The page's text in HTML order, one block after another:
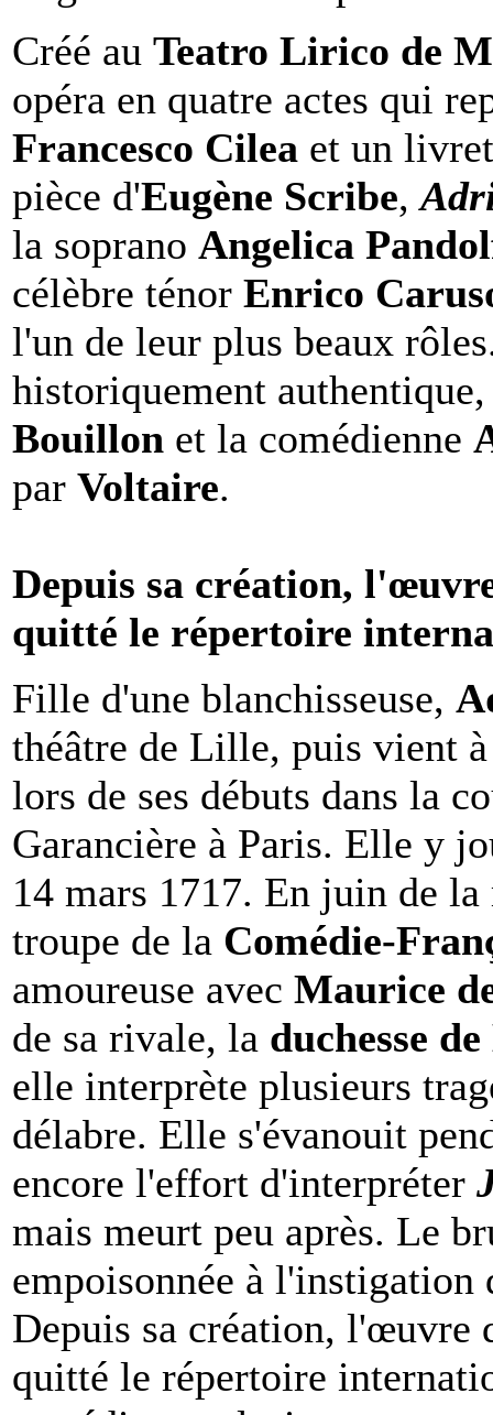
Créé au Teatro Lirico de
opéra en quatre actes qui
Francesco Cilea et un
pièce d'Eugène Scribe,
la soprano Angelica
célèbre ténor Enrico
l'un de leur plus beaux
historiquement
Bouillon et la comédienne
par Voltaire.
Depuis sa création,
quitté le répertoire
Fille d'une blanchisseuse,
théâtre de Lille, puis vient
lors de ses débuts dans la
Garancière à Paris. Elle y
14 mars 1717. En juin de
troupe de la Comédie-
amoureuse avec Maurice
de sa rivale, la duchesse
elle interprète plusieurs
délabre. Elle s'évanouit
encore l'effort d'interpréter
mais meurt peu après. Le
empoisonnée à l'instigation
Depuis sa création, l'œuvre
quitté le répertoire